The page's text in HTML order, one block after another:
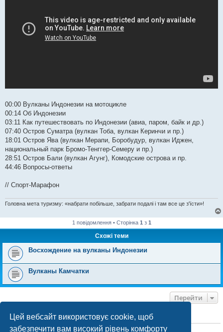
Цей вебсайт використовує cookie, щоб
забезпечити вам високий рівень комфорту
00:00​ Вулканы Индонезии на мотоцикле
00:14​ Об Индонезии
03:11​ Как путешествовать по Индонезии (авиа, паром, байк и др.)
07:40​ Остров Суматра (вулкан Тоба, вулкан Керинчи и пр.)
18:01​ Остров Ява (вулкан Мерапи, Боробудур, вулкан Иджен,
национальный парк Бромо-Тенггер-Семеру и пр.)
28:51​ Остров Бали (вулкан Агунг), Комодские острова и пр.
44:46​ Вопросы-ответы
// Спорт-Марафон
Головна мета туризму: «набрати побільше, забрати подалі і там все це з'їсти»!
1 повідомлення • Сторінка 1 з 1
Схожі теми
Восхождение на вулканы Индонезии
Вулканы Камчатки
Перейти
ХТО ЗАРАЗ ОНЛАЙН
Зараз переглядають цей форум:ClaudeBot [бот ШІ]і 0 гостей